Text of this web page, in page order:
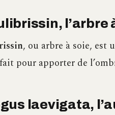
l’arbre
, ou arbre à soie, est
pour apporter de
laevigata,